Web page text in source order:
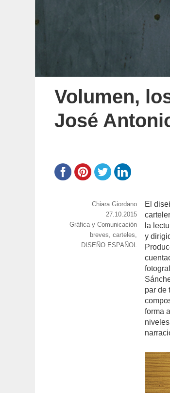
Volumen,
José
El
la
y
par de
forma
https://
giordano/
Chiara Giordano
Publicado
el
27.10.2015
Categorías
Gráfica y Comunicación
Etiquetas
breves,carteles,
DISEÑO ESPAÑOL